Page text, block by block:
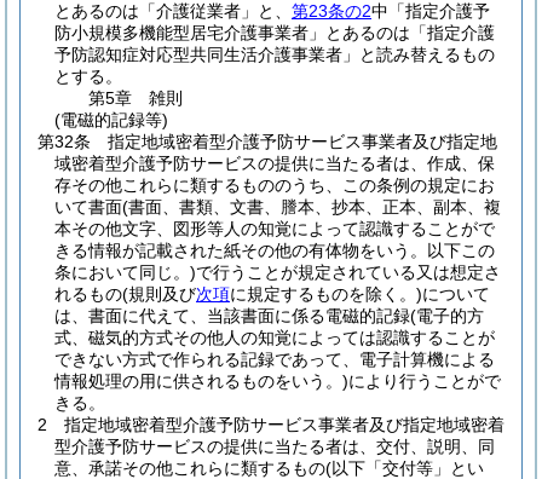
とあるのは「介護従業者」と、 第23条の2中「指定介護予
防小規模多機能型居宅介護事業者」とあるのは「指定介護
予防認知症対応型共同生活介護事業者」と読み替えるもの
とする。
第5章
雑則
(電磁的記録等)
第32条
指定地域密着型介護予防サービス事業者及び指定地
域密着型介護予防サービスの提供に当たる者は、作成、保
存その他これらに類するもののうち、この条例の規定にお
いて書面(書面、書類、文書、謄本、抄本、正本、副本、複
本その他文字、図形等人の知覚によって認識することがで
きる情報が記載された紙その他の有体物をいう。以下この
条において同じ。)で行うことが規定されている又は想定さ
れるもの(規則及び次項に規定するものを除く。)について
は、書面に代えて、当該書面に係る電磁的記録(電子的方
式、磁気的方式その他人の知覚によっては認識することが
できない方式で作られる記録であって、電子計算機による
情報処理の用に供されるものをいう。)により行うことがで
きる。
2
指定地域密着型介護予防サービス事業者及び指定地域密着
型介護予防サービスの提供に当たる者は、交付、説明、同
意、承諾その他これらに類するもの(以下「交付等」とい